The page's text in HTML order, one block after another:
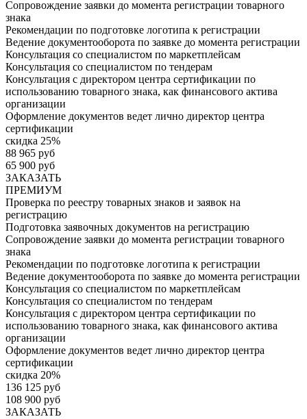
Сопровождение заявки до момента регистрации товарного
знака
Рекомендации по подготовке логотипа к регистрации
Ведение документооборота по заявке до момента регистрации
Консультация со специалистом по маркетплейсам
Консультация со специалистом по тендерам
Консультация с директором центра сертификации по
использованию товарного знака, как финансового актива
организации
Оформление документов ведет лично директор центра
сертификации
скидка 25%
88 965 руб
65 900 руб
ЗАКАЗАТЬ
ПРЕМИУМ
Проверка по реестру товарных знаков и заявок на
регистрацию
Подготовка заявочных документов на регистрацию
Сопровождение заявки до момента регистрации товарного
знака
Рекомендации по подготовке логотипа к регистрации
Ведение документооборота по заявке до момента регистрации
Консультация со специалистом по маркетплейсам
Консультация со специалистом по тендерам
Консультация с директором центра сертификации по
использованию товарного знака, как финансового актива
организации
Оформление документов ведет лично директор центра
сертификации
скидка 20%
136 125 руб
108 900 руб
ЗАКАЗАТЬ